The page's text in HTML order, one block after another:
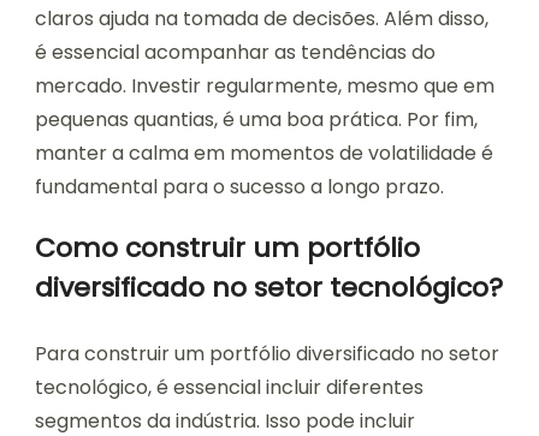
claros ajuda na tomada de decisões. Além disso,
é essencial acompanhar as tendências do
mercado. Investir regularmente, mesmo que em
pequenas quantias, é uma boa prática. Por fim,
manter a calma em momentos de volatilidade é
fundamental para o sucesso a longo prazo.
Como construir um portfólio
diversificado no setor tecnológico?
Para construir um portfólio diversificado no setor
tecnológico, é essencial incluir diferentes
segmentos da indústria. Isso pode incluir